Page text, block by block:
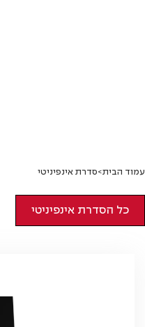
עמוד הבית>סדרת אינפיניטי
סדרת אינפיניטי